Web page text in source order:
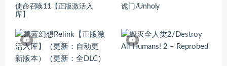
使命召唤11【正版激活入
库】
诡门/Unholy